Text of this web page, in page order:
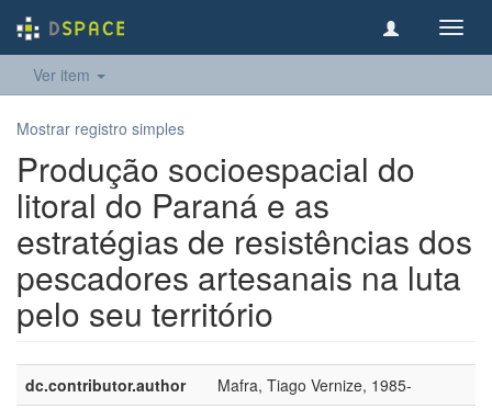
Ver item
Mostrar registro simples
Produção socioespacial do
litoral do Paraná e as
estratégias de resistências dos
pescadores artesanais na luta
pelo seu território
dc.contributor.author
Mafra, Tiago Vernize, 1985-